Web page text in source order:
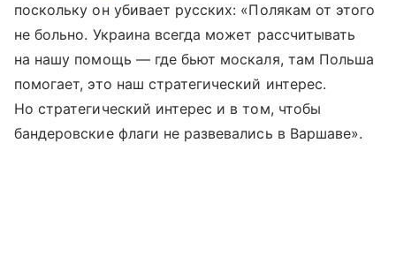
поскольку он убивает русских: «Полякам от этого
не больно. Украина всегда может рассчитывать
на нашу помощь — где бьют москаля, там Польша
помогает, это наш стратегический интерес.
Но стратегический интерес и в том, чтобы
бандеровские флаги не развевались в Варшаве».